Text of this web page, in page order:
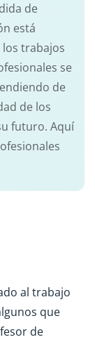
de
está
trabajos
se
de
de los
futuro. Aquí
al trabajo
que
de